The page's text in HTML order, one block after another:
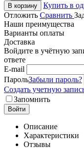
В корзину
Купить в
Отложить Сравнить
Наши преимущества
Варианты оплаты
Доставка
Войдите в учётную
ответе
E-mail
ПарольЗабыли пароль?
Создать учетную
Запомнить
Войти
Описание
Характеристики
Отзывы